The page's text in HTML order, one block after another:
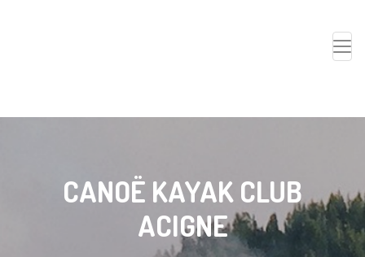
CANOË KAYAK CLUB
ACIGNE